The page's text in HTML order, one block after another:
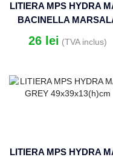
LITIERA MPS HYDRA
BACINELLA
49x39x13(h)cm
26 lei (TVA inclus)
LITIERA MPS HYDRA